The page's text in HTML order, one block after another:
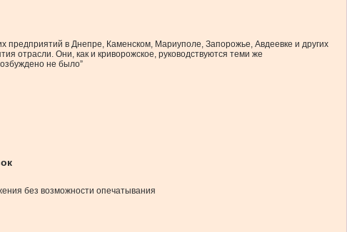
предприятий в Днепре, Каменском, Мариуполе, Запорожье, Авдеевке и других
отрасли. Они, как и криворожское, руководствуются теми же
не было”
без возможности опечатывания